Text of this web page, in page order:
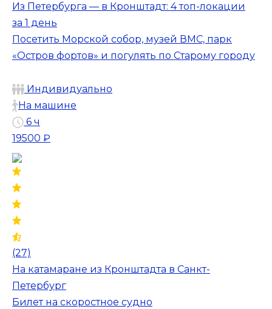
Из Петербурга — в Кронштадт: 4 топ-локации
за 1 день
Посетить Морской собор, музей ВМС, парк
«Остров фортов» и погулять по Старому городу
Индивидуально
На машине
6 ч
19500 ₽
(27)
На катамаране из Кронштадта в Санкт-
Петербург
Билет на скоростное судно